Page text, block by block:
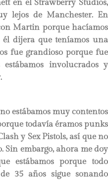
en el Strawberry Studios,
lejos de Manchester. En
Martin porque hacíamos
dijera que teníamos una
fue grandioso porque fue
involucrados y
estábamos muy contentos
todavía éramos punks
y Sex Pistols, así que no
Sin embargo, ahora me doy
estábamos porque todo
35 años sigue sonando